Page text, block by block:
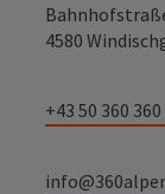
4580
+43 50 360 360